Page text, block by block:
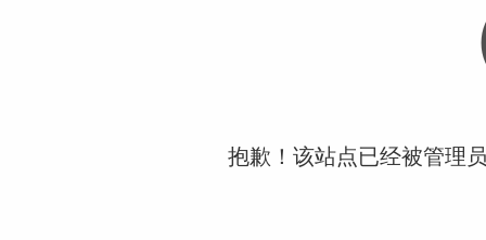
抱歉！该站点已经被管理